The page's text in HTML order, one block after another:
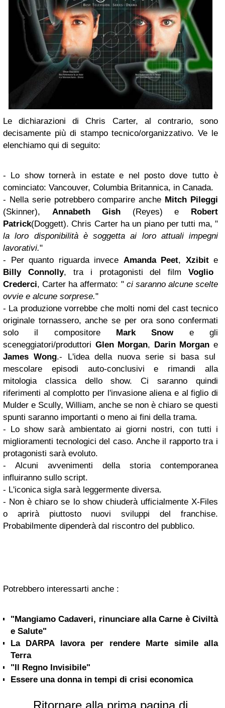
Le dichiarazioni di Chris Carter, al contrario, sono
decisamente più di stampo tecnico/organizzativo. Ve le
elenchiamo qui di seguito:
- Lo show tornerà in estate e nel posto dove tutto è
cominciato: Vancouver, Columbia Britannica, in Canada.
- Nella serie potrebbero comparire anche Mitch Pileggi
(Skinner), Annabeth Gish (Reyes) e Robert
Patrick(Doggett). Chris Carter ha un piano per tutti ma, "
la loro disponibilità è soggetta ai loro attuali impegni
lavorativi."
- Per quanto riguarda invece Amanda Peet, Xzibite
Billy Connolly, tra i protagonisti del film Voglio
Crederci, Carter ha affermato: " ci saranno alcune scelte
ovvie e alcune sorprese."
- La produzione vorrebbe che molti nomi del cast tecnico
originale tornassero, anche se per ora sono confermati
solo il compositore Mark Snow e gli
sceneggiatori/produttori Glen Morgan, Darin Morgan e
James Wong.- L'idea della nuova serie si basa sul
mescolare episodi auto-conclusivi e rimandi alla
mitologia classica dello show. Ci saranno quindi
riferimenti al complotto per l'invasione aliena e al figlio di
Mulder e Scully, William, anche se non è chiaro se questi
spunti saranno importanti o meno ai fini della trama.
- Lo show sarà ambientato ai giorni nostri, con tutti i
miglioramenti tecnologici del caso. Anche il rapporto tra i
protagonisti sarà evoluto.
- Alcuni avvenimenti della storia contemporanea
influiranno sullo script.
- L'iconica sigla sarà leggermente diversa.
- Non è chiaro se lo show chiuderà ufficialmente X-Files
o aprirà piuttosto nuovi sviluppi del franchise.
Probabilmente dipenderà dal riscontro del pubblico.
Potrebbero interessarti anche :
"Mangiamo Cadaveri, rinunciare alla Carne è Civiltà
e Salute"
La DARPA lavora per rendere Marte simile alla
Terra
"Il Regno Invisibile"
Essere una donna in tempi di crisi economica
Ritornare alla prima pagina di